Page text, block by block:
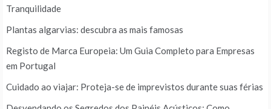
Tranquilidade
Plantas algarvias: descubra as mais famosas
Registo de Marca Europeia: Um Guia Completo para Empresas
em Portugal
Cuidado ao viajar: Proteja-se de imprevistos durante suas férias